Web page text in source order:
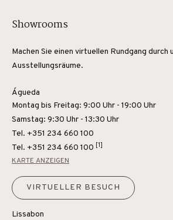
Showrooms
Machen Sie einen virtuellen Rundgang durch
Ausstellungsräume.
Águeda
Montag bis Freitag: 9:00 Uhr - 19:00 Uhr
Samstag: 9:30 Uhr - 13:30 Uhr
Tel. +351 234 660 100
Tel. +351 234 660 100 [1]
KARTE ANZEIGEN
VIRTUELLER BESUCH
Lissabon